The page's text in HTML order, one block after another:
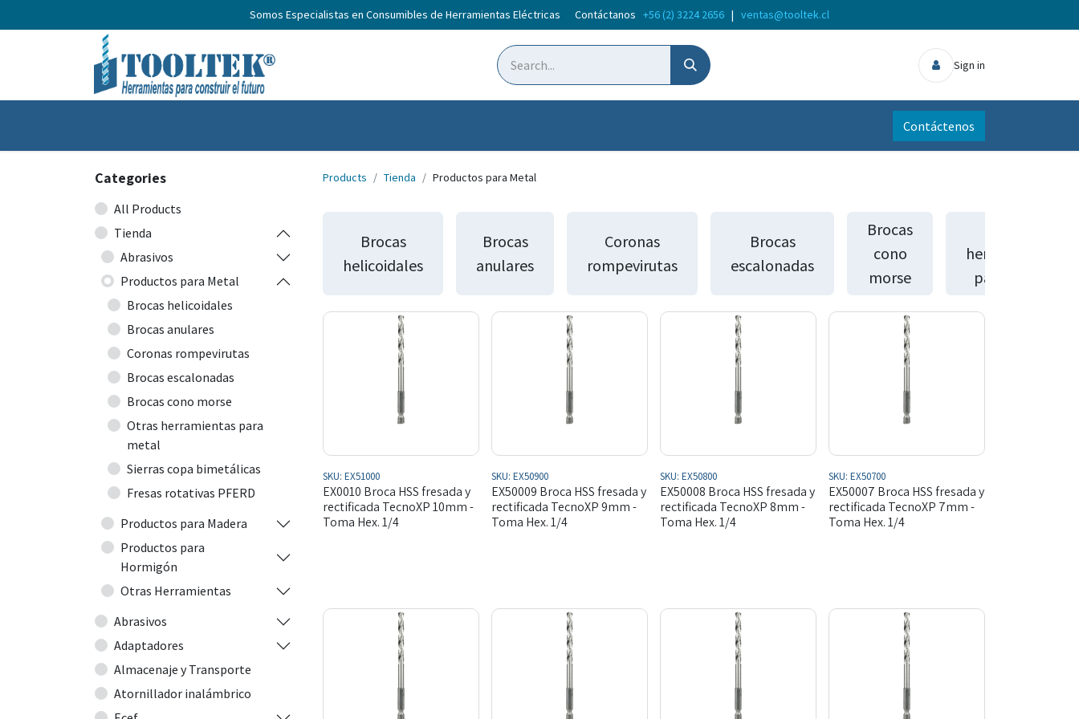
Somos Especialistas en Consumibles de Herramientas Eléctricas Contáctanos +56 (2) 3224 2656 | ventas@tooltek.cl
Sign in
Contáctenos
Categories
All Products
Tienda
Abrasivos
Productos para Metal
Brocas helicoidales
Brocas anulares
Coronas rompevirutas
Brocas escalonadas
Brocas cono morse
Otras herramientas para
metal
Sierras copa bimetálicas
Fresas rotativas PFERD
Productos para Madera
Productos para
Hormigón
Otras Herramientas
Abrasivos
Adaptadores
Almacenaje y Transporte
Atornillador inalámbrico
Products Tienda Productos para Metal
Brocas
helicoidales
Brocas
anulares
Coronas
rompevirutas
Brocas
escalonadas
Brocas
cono
morse
herramientas
para metal
SKU: EX51000
EX0010 Broca HSS fresada y
rectificada TecnoXP 10mm -
Toma Hex. 1/4
SKU: EX50900
EX50009 Broca HSS fresada y
rectificada TecnoXP 9mm -
Toma Hex. 1/4
SKU: EX50800
EX50008 Broca HSS fresada y
rectificada TecnoXP 8mm -
Toma Hex. 1/4
SKU: EX50700
EX50007 Broca HSS fresada y
rectificada TecnoXP 7mm -
Toma Hex. 1/4